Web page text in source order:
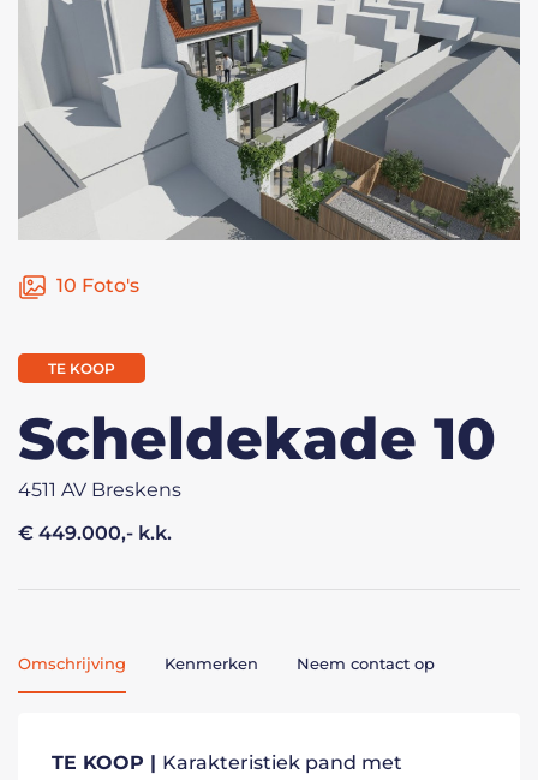
10 Foto's
TE KOOP
Scheldekade 10
4511 AV Breskens
€ 449.000,- k.k.
Omschrijving Kenmerken Neem contact op
TE KOOP | Karakteristiek pand met